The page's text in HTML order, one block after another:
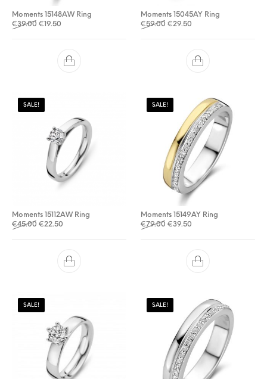
Moments 15148AW Ring
€39.00 Oorspronkelijke prijs was: €39.00.
€19.50
Moments 15045AY Ring
€59.00 Oorspronkelijke prijs was:
€29.50
SALE!
Moments 15112AW Ring
€45.00 Oorspronkelijke prijs was: €45.00.
€22.50 Huidige prijs is: €22.50.
SALE!
Moments 15149AY Ring
€79.00 Oorspronkelijke prijs was:
€39.50
SALE! SALE!